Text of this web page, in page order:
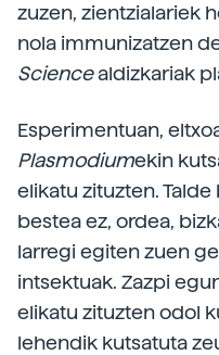
zuzen, zientzialariek
nola immunizatzen
Sciencealdizkariak
Esperimentuan,
Plasmodiumekin
elikatu zituzten.
bestea ez, ordea,
larregi egiten zuen
intsektuak. Zazpi
elikatu zituzten odol
lehendik kutsatuta